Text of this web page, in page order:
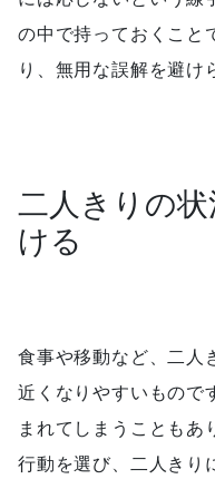
の中で持っておくこと
り、無用な誤解を避け
二人きりの
ける
食事や移動など、二人
近くなりやすいもので
まれてしまうこともあ
行動を選び、二人きり